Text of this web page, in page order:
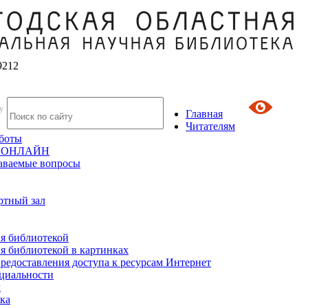
Главная
Читателям
ОНЛАЙН
вопросы
зал
библиотекой
библиотекой в картинках
доступа к ресурсам Интернет